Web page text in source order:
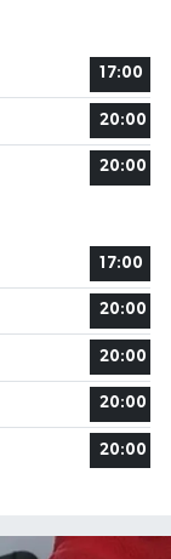
17:00
20:00
20:00
17:00
20:00
20:00
20:00
20:00